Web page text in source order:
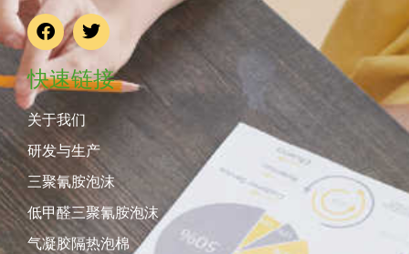
快速链接
关于我们
研发与生产
三聚氰胺泡沫
低甲醛三聚氰胺泡沫
气凝胶隔热泡棉